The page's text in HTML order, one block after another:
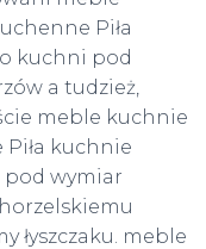
Piła
kuchni pod
a tudzież,
meble kuchnie
Piła kuchnie
pod wymiar
łyszczaku. meble